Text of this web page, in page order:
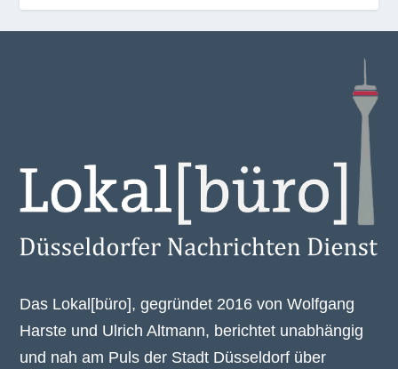
Das Lokal[büro], gegründet 2016 von Wolfgang
Harste und Ulrich Altmann, berichtet unabhängig
und nah am Puls der Stadt Düsseldorf über